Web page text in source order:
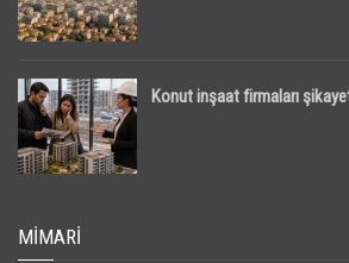
Konut inşaat firmaları
MIMARI